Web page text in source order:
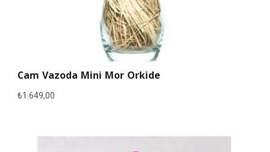
Cam Vazoda Mini Mor Orkide
₺1.649,00